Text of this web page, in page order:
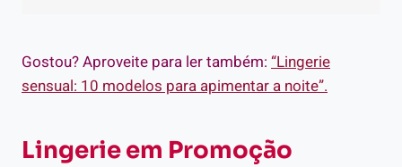
Gostou? Aproveite para ler também: “Lingerie
sensual: 10 modelos para apimentar a noite”.
Lingerie em Promoção